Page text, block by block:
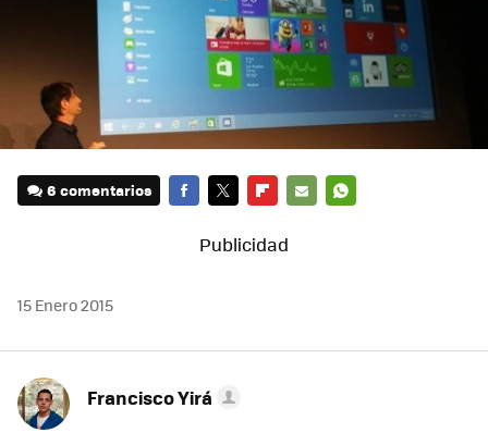
6 comentarios
MAIL
15 Enero 2015
Francisco Yirá